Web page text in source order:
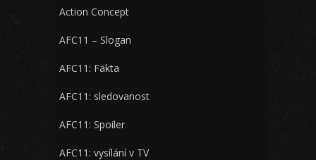
Action Concept
AFC11 – Slogan
AFC11: Fakta
AFC11: sledovanost
AFC11: Spoiler
AFC11: vysílání v TV